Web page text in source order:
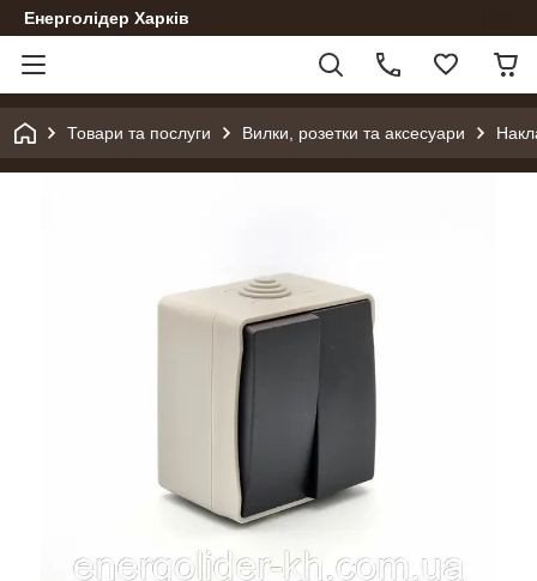
Енерголідер Харків
Товари та послуги Вилки, розетки та аксесуари